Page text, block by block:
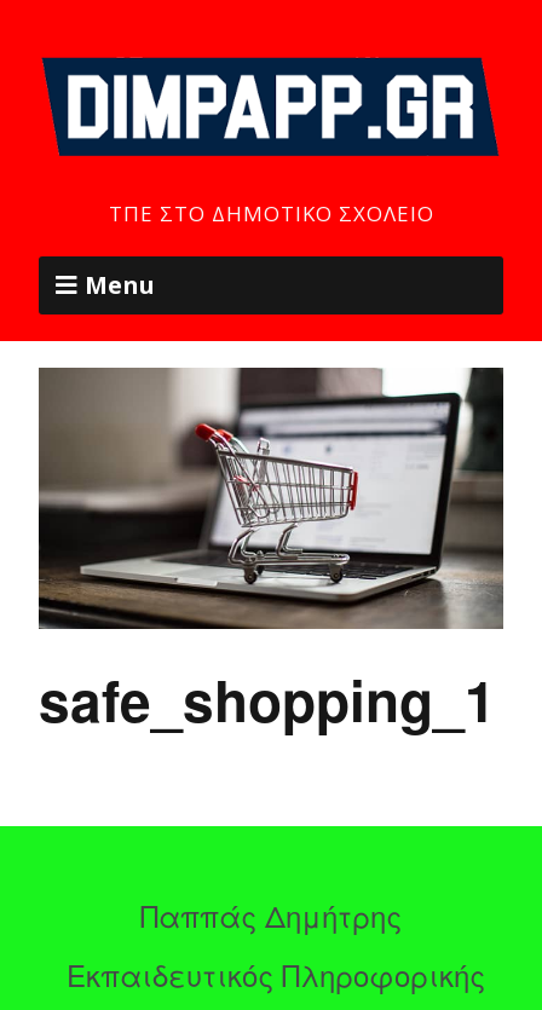
ΤΠΕ ΣΤΟ ΔΗΜΟΤΙΚΌ ΣΧΟΛΕΊΟ
Menu
safe_shopping_1
Παππάς Δημήτρης
Εκπαιδευτικός Πληροφορικής